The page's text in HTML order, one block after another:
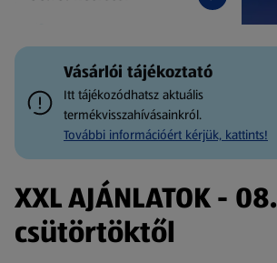
Vásárlói tájékoztató
Itt tájékozódhatsz aktuális
termékvisszahívásainkról.
További információért kérjük, kattints!
XXL AJÁNLATOK -
csütörtöktől